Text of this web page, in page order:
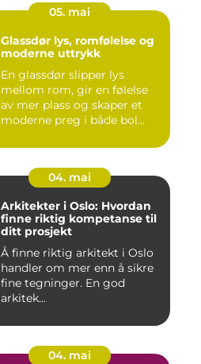
05. mai
Glassdør lys, romfølelse og
moderne uttrykk
En glassdør slipper lys
mellom rom, gir en følelse
av mer plass og skaper et
moderne preg i både bol...
04. mai
Arkitekter i Oslo: Hvordan
finne riktig kompetanse til
ditt prosjekt
Å finne riktig arkitekt i Oslo
handler om mer enn å sikre
fine tegninger. En god
arkitek...
04. mai